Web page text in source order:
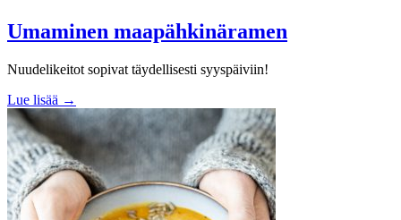
Umaminen maapähkinäramen
Nuudelikeitot sopivat täydellisesti syyspäiviin!
Lue lisää →